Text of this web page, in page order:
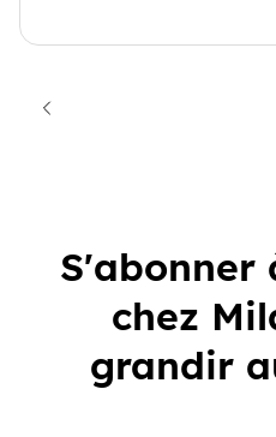
S'abonner
chez
grandir